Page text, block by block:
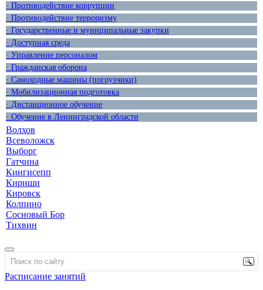
· Противодействие коррупции
· Противодействие терроризму
· Государственные и муниципальные закупки
· Доступная среда
· Управление персоналом
· Гражданская оборона
· Самоходные машины (погрузчики)
· Мобилизационная подготовка
· Дистанционное обучение
· Обучение в Ленинградской области
Волхов
Всеволожск
Выборг
Гатчина
Кингисепп
Кириши
Кировск
Колпино
Сосновый Бор
Тихвин
Расписание занятий